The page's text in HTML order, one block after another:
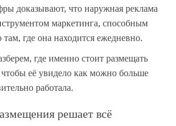
доказывают, что наружная реклама
маркетинга, способным
где она находится ежедневно.
где именно стоит размещать
её увидело как можно больше
работала.
решает всё